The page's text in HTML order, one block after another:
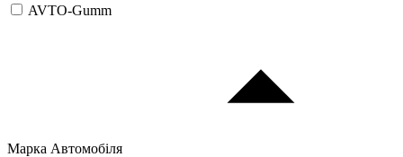
AVTO-Gumm
Марка Автомобіля